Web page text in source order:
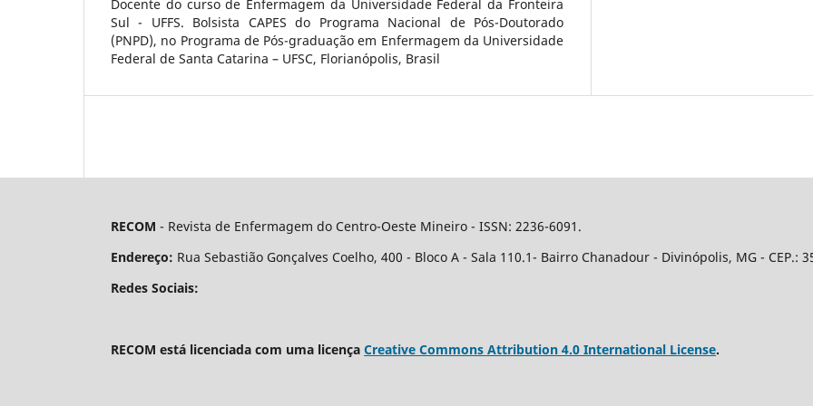
Docente do curso de Enfermagem da Universidade Federal da Fronteira
Sul - UFFS. Bolsista CAPES do Programa Nacional de Pós-Doutorado
(PNPD), no Programa de Pós-graduação em Enfermagem da Universidade
Federal de Santa Catarina – UFSC, Florianópolis, Brasil
RECOM - Revista de Enfermagem do Centro-Oeste Mineiro - ISSN: 2236-6091.
Endereço: Rua Sebastião Gonçalves Coelho, 400 - Bloco A - Sala 110.1- Bairro Chanadour - Divinópolis, MG - CEP.:
Redes Sociais:
RECOM está licenciada com uma licença Creative Commons Attribution 4.0 International License.